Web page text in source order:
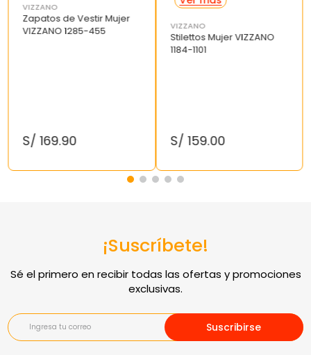
VIZZANO
Zapatos de Vestir Mujer
VIZZANO 1285-455
S/ 169.90
VIZZANO
Stilettos Mujer VIZZANO
1184-1101
S/ 159.00
¡Suscríbete!
Suscribirse